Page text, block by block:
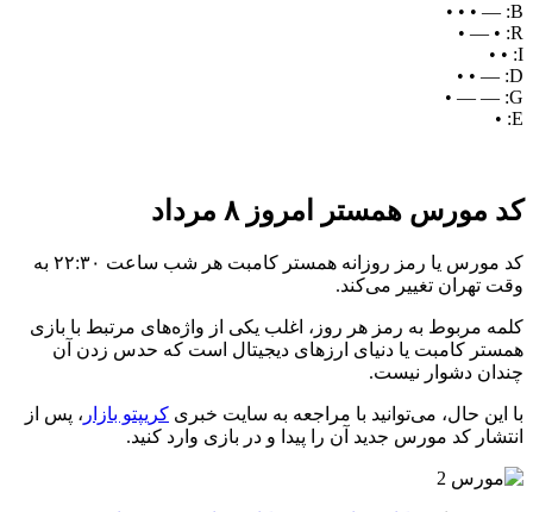
B: — • • •
R: • — •
I: • •
D: — • •
G: — — •
E: •
کد مورس همستر امروز ۸ مرداد
کد مورس یا رمز روزانه همستر کامبت هر شب ساعت ۲۲:۳۰ به
وقت تهران تغییر می‌کند.
کلمه مربوط به رمز هر روز، اغلب یکی از واژه‌های مرتبط با بازی
همستر کامبت یا دنیای ارزهای دیجیتال است که حدس‌ زدن آن
چندان دشوار نیست.
با این حال، می‌توانید با مراجعه به سایت خبری کریپتو بازار ، پس از
انتشار کد مورس جدید آن را پیدا و در بازی وارد کنید.